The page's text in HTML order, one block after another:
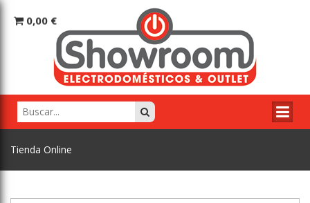
0,00 €
Tienda Online